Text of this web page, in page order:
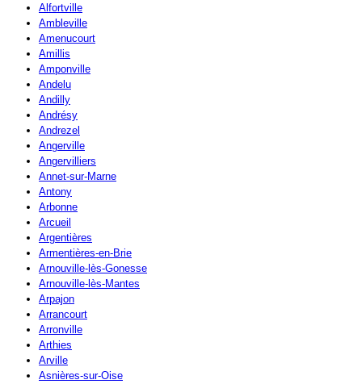
Alfortville
Ambleville
Amenucourt
Amillis
Amponville
Andelu
Andilly
Andrésy
Andrezel
Angerville
Angervilliers
Annet-sur-Marne
Antony
Arbonne
Arcueil
Argentières
Armentières-en-Brie
Arnouville-lès-Gonesse
Arnouville-lès-Mantes
Arpajon
Arrancourt
Arronville
Arthies
Arville
Asnières-sur-Oise